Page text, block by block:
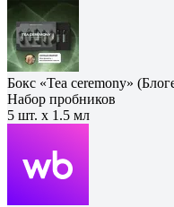
Бокс «Tea ceremony»
Набор пробников
5 шт. х 1.5 мл